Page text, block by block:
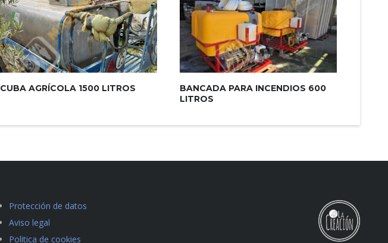
CUBA AGRÍCOLA 1500 LITROS
BANCADA PARA INCENDIOS 600
LITROS
Protección de datos
Aviso legal
Politica de cookies